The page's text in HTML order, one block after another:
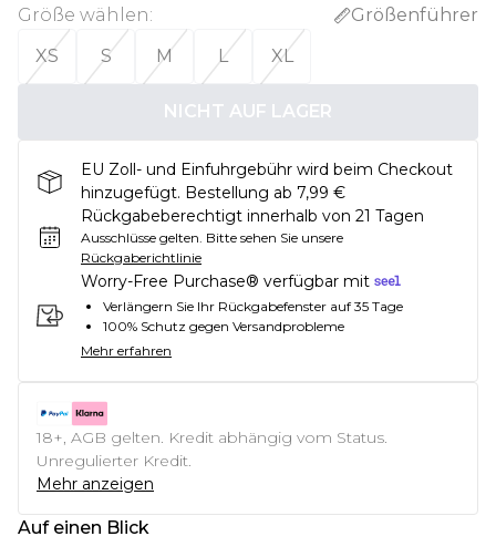
Größe wählen:
Größenführer
XS
S M L XL
NICHT AUF LAGER
EU Zoll- und Einfuhrgebühr wird beim Checkout
hinzugefügt. Bestellung ab 7,99 €
Rückgabeberechtigt innerhalb von 21 Tagen
Ausschlüsse gelten. Bitte sehen Sie unsere
Rückgaberichtlinie
Worry-Free Purchase® verfügbar mit
Verlängern Sie Ihr Rückgabefenster auf 35 Tage
100% Schutz gegen Versandprobleme
Mehr erfahren
18+, AGB gelten. Kredit abhängig vom Status.
Unregulierter Kredit.
Mehr anzeigen
Auf einen Blick